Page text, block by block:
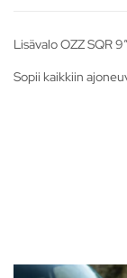
Lisävalo OZZ SQR
Sopii kaikkiin